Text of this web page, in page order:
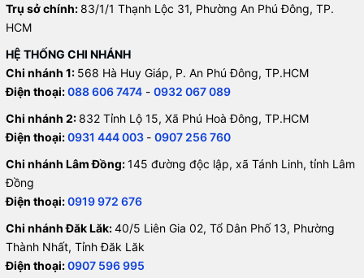
Trụ sở chính: 83/1/1 Thạnh Lộc 31, Phường An Phú Đông, TP.
HCM
HỆ THỐNG CHI NHÁNH
Chi nhánh 1: 568 Hà Huy Giáp, P. An Phú Đông, TP.HCM
Điện thoại:088 606 7474 - 0932 067 089
Chi nhánh 2: 832 Tỉnh Lộ 15, Xã Phú Hoà Đông, TP.HCM
Điện thoại:0931 444 003 - 0907 256 760
Chi nhánh Lâm Đồng:145 đường độc lập, xã Tánh Linh, tỉnh Lâm
Đồng
Điện thoại:0919 972 676
Chi nhánh Đăk Lăk:40/5 Liên Gia 02, Tổ Dân Phố 13, Phường
Thành Nhất, Tỉnh Đăk Lăk
Điện thoại:0907 596 995